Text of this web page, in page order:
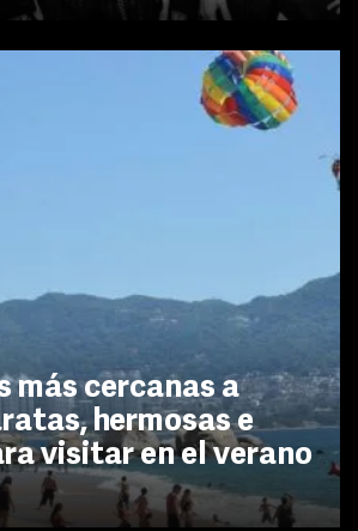
más cercanas a
hermosas e
visitar en el verano